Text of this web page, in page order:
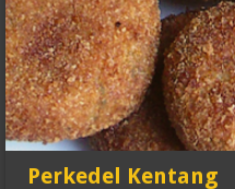
Perkedel Kentang